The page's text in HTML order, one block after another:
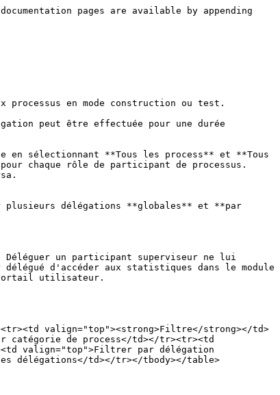
pages are available by appending
en mode construction ou test.
peut être effectuée pour une durée
sélectionnant **Tous les process** et **Tous
chaque rôle de participant de processus.
délégations **globales** et **par
un participant superviseur ne lui
d'accéder aux statistiques dans le module
portail utilisateur.
valign="top"><strong>Filtre</strong></td>
catégorie de process</td></tr><tr><td
valign="top">Filtrer par délégation
délégations</td></tr></tbody></table>